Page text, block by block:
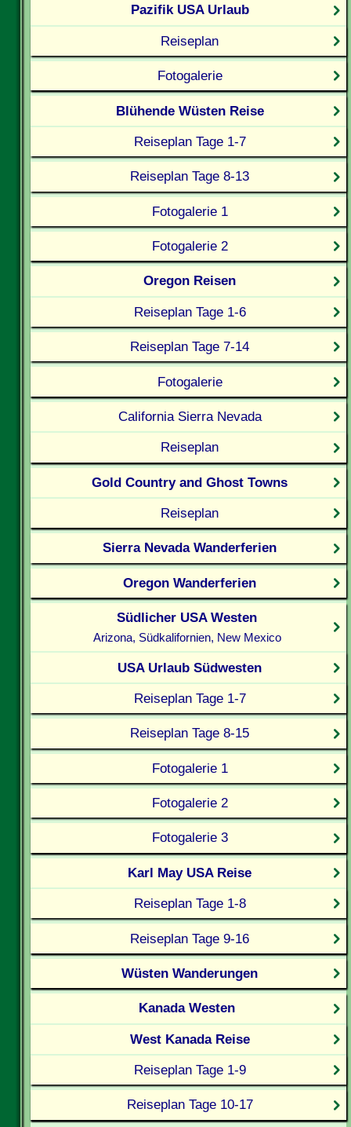
Pazifik USA Urlaub
Reiseplan
Fotogalerie
Blühende Wüsten Reise
Reiseplan Tage 1-7
Reiseplan Tage 8-13
Fotogalerie 1
Fotogalerie 2
Oregon Reisen
Reiseplan Tage 1-6
Reiseplan Tage 7-14
Fotogalerie
California Sierra Nevada
Reiseplan
Gold Country and Ghost Towns
Reiseplan
Sierra Nevada Wanderferien
Oregon Wanderferien
Südlicher USA Westen
Arizona, Südkalifornien, New Mexico
USA Urlaub Südwesten
Reiseplan Tage 1-7
Reiseplan Tage 8-15
Fotogalerie 1
Fotogalerie 2
Fotogalerie 3
Karl May USA Reise
Reiseplan Tage 1-8
Reiseplan Tage 9-16
Wüsten Wanderungen
Kanada Westen
West Kanada Reise
Reiseplan Tage 1-9
Reiseplan Tage 10-17